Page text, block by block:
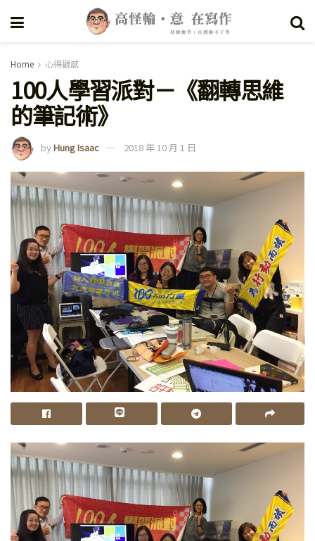
Home 心得觀感
100人學習派對－《翻轉思維
的筆記術》
byHung Isaac 2018 年 10 月 1 日